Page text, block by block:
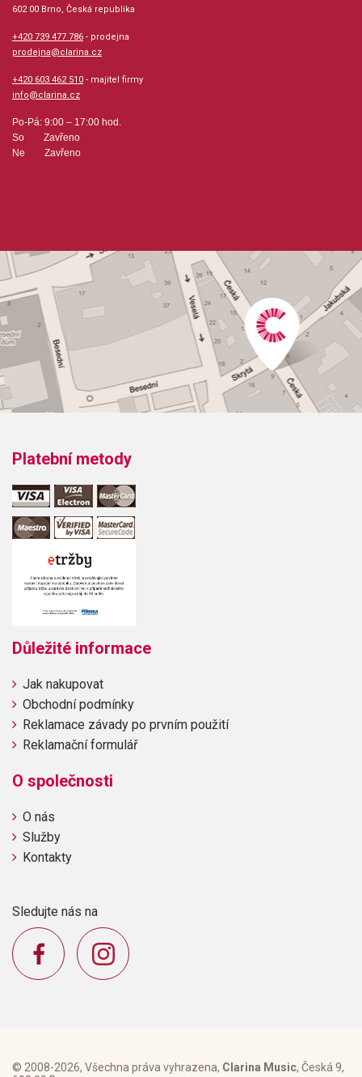
hudební úprava: klavír
Obsazení: solo
Výrobce: The Willis Music Company
602 00 Brno, Česká republika
+420 739 477 786 - prodejna
prodejna@clarina.cz
+420 603 462 510 - majitel firmy
info@clarina.cz
Po-Pá: 9:00 – 17:00 hod.
So Zavřeno
Ne Zavřeno
Platební metody
Důležité informace
Jak nakupovat
Obchodní podmínky
Reklamace závady po prvním použití
Reklamační formulář
O společnosti
O nás
Služby
Kontakty
Sledujte nás na
© 2008-2026, Všechna práva vyhrazena, Clarina Music, Česká 9,